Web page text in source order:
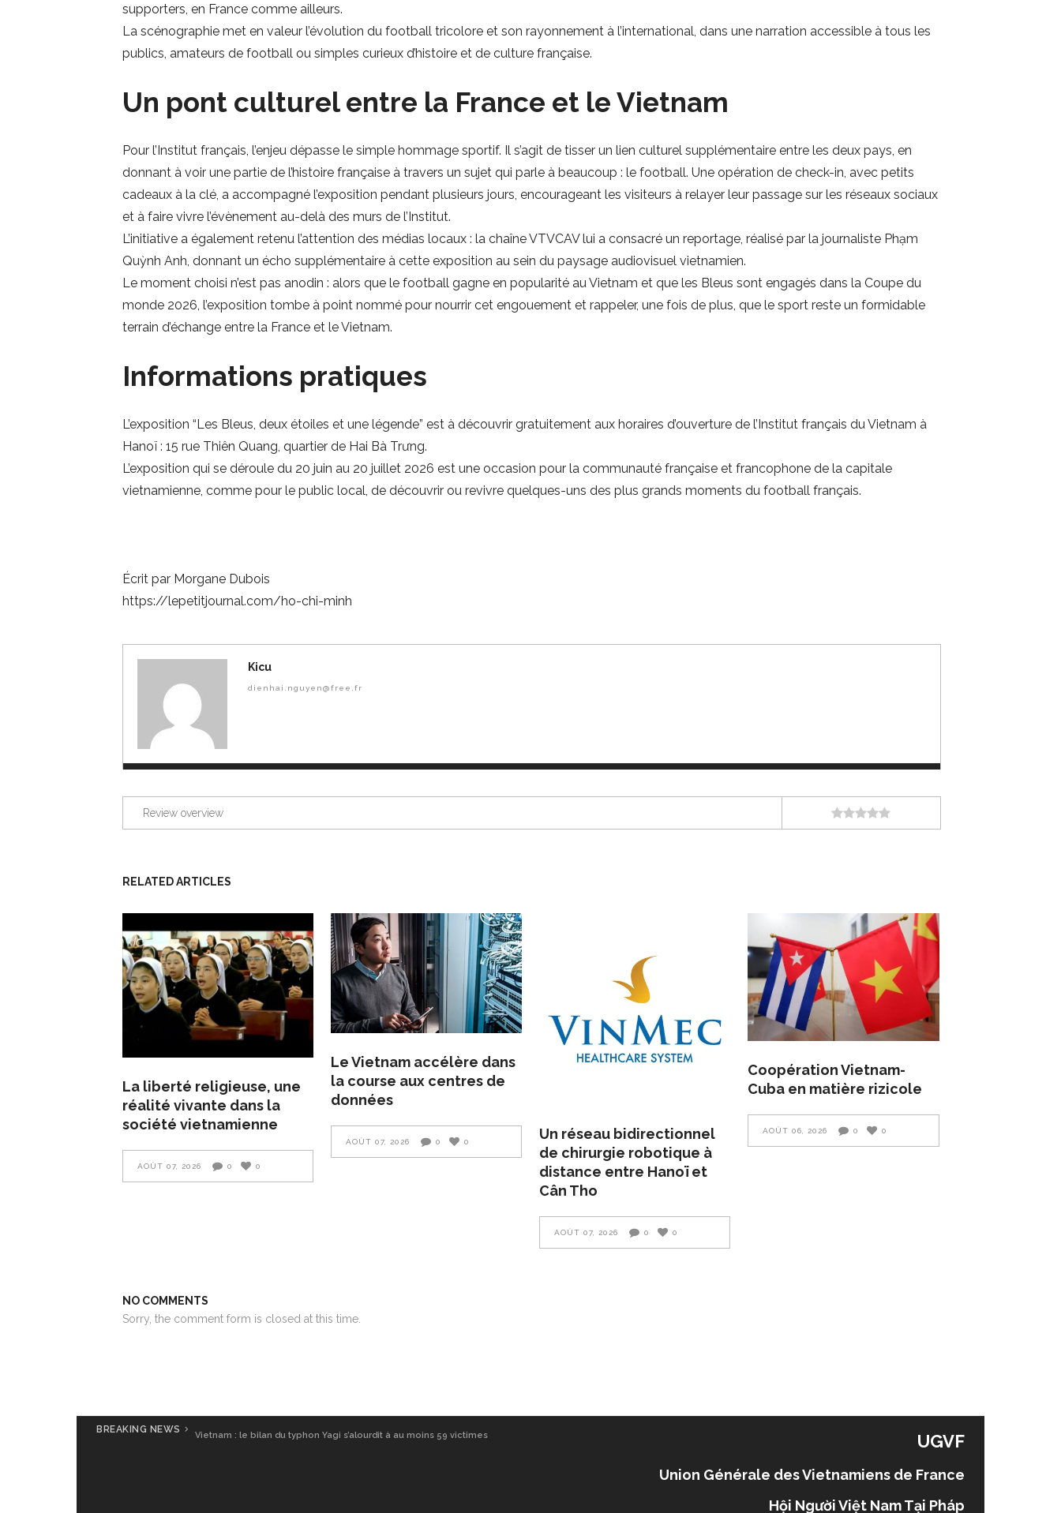
supporters, en France comme ailleurs.
La scénographie met en valeur l’évolution du football tricolore et son rayonnement à l’international, dans une narration accessible à tous les
publics, amateurs de football ou simples curieux d’histoire et de culture française.
Un pont culturel entre la France et le Vietnam
Pour l’Institut français, l’enjeu dépasse le simple hommage sportif. Il s’agit de tisser un lien culturel supplémentaire entre les deux pays, en
donnant à voir une partie de l’histoire française à travers un sujet qui parle à beaucoup : le football. Une opération de check-in, avec petits
cadeaux à la clé, a accompagné l’exposition pendant plusieurs jours, encourageant les visiteurs à relayer leur passage sur les réseaux sociaux
et à faire vivre l’évènement au-delà des murs de l’Institut.
L’initiative a également retenu l’attention des médias locaux : la chaîne VTVCAV lui a consacré un reportage, réalisé par la journaliste Phạm
Quỳnh Anh, donnant un écho supplémentaire à cette exposition au sein du paysage audiovisuel vietnamien.
Le moment choisi n’est pas anodin : alors que le football gagne en popularité au Vietnam et que les Bleus sont engagés dans la Coupe du
monde 2026, l’exposition tombe à point nommé pour nourrir cet engouement et rappeler, une fois de plus, que le sport reste un formidable
terrain d’échange entre la France et le Vietnam.
Informations pratiques
L’exposition “Les Bleus, deux étoiles et une légende” est à découvrir gratuitement aux horaires d’ouverture de l’Institut français du Vietnam à
Hanoï : 15 rue Thiên Quang, quartier de Hai Bà Trưng.
L’exposition qui se déroule du 20 juin au 20 juillet 2026 est une occasion pour la communauté française et francophone de la capitale
vietnamienne, comme pour le public local, de découvrir ou revivre quelques-uns des plus grands moments du football français.
Écrit par Morgane Dubois
https://lepetitjournal.com/ho-chi-minh
Kicu
dienhai.nguyen@free.fr
Review overview
RELATED ARTICLES
La liberté religieuse, une
réalité vivante dans la
société vietnamienne
AOÛT 07, 2026 0 0
Le Vietnam accélère dans
la course aux centres de
données
AOÛT 07, 2026 0 0
Un réseau bidirectionnel
de chirurgie robotique à
distance entre Hanoï et
Cân Tho
AOÛT 07, 2026 0 0
Coopération Vietnam-
Cuba en matière rizicole
AOÛT 06, 2026 0 0
NO COMMENTS
Sorry, the comment form is closed at this time.
BREAKING NEWS
Vietnam : le bilan du typhon Yagi s’alourdit à au moins 59 victimes UGVF
Union Générale des Vietnamiens de France
Hội Người Việt Nam Tại Pháp